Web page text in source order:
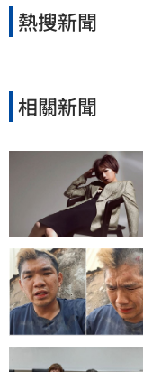
熱搜新聞
相關新聞